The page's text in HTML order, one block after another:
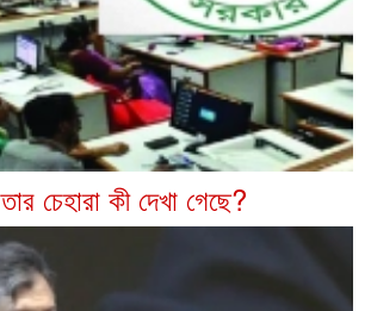
চেহারা কী দেখা গেছে?